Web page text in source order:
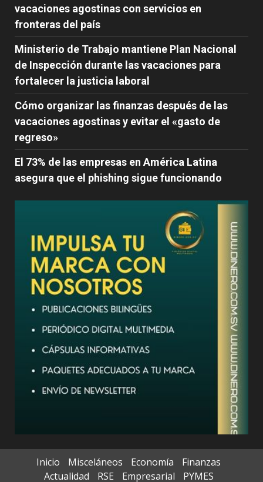
vacaciones agostinas con servicios en
fronteras del país
Ministerio de Trabajo mantiene Plan Nacional
de Inspección durante las vacaciones para
fortalecer la justicia laboral
Cómo organizar las finanzas después de las
vacaciones agostinas y evitar el «gasto de
regreso»
El 73% de las empresas en América Latina
asegura que el phishing sigue funcionando
Inicio Misceláneos Economía
Finanzas
Actualidad
RSE Empresarial PYMES